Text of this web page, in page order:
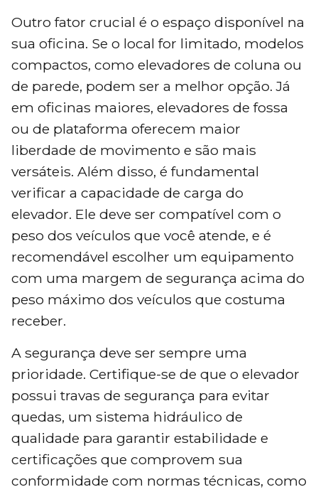
Outro fator crucial é o espaço disponível na
sua oficina. Se o local for limitado, modelos
compactos, como elevadores de coluna ou
de parede, podem ser a melhor opção. Já
em oficinas maiores, elevadores de fossa
ou de plataforma oferecem maior
liberdade de movimento e são mais
versáteis. Além disso, é fundamental
verificar a capacidade de carga do
elevador. Ele deve ser compatível com o
peso dos veículos que você atende, e é
recomendável escolher um equipamento
com uma margem de segurança acima do
peso máximo dos veículos que costuma
receber.
A segurança deve ser sempre uma
prioridade. Certifique-se de que o elevador
possui travas de segurança para evitar
quedas, um sistema hidráulico de
qualidade para garantir estabilidade e
certificações que comprovem sua
conformidade com normas técnicas, como